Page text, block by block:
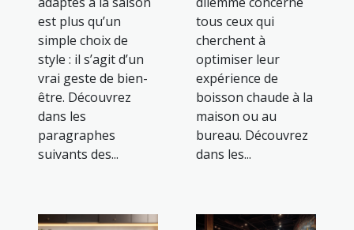
est plus qu’un
simple choix de
style : il s’agit d’un
vrai geste de bien-
être. Découvrez
dans les
paragraphes
suivants des...
tous ceux qui
cherchent à
optimiser leur
expérience de
boisson chaude à la
maison ou au
bureau. Découvrez
dans les...